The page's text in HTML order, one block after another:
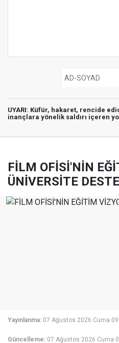
UYARI: Küfür, hakaret, rencide
inançlara yönelik saldırı içeren
FİLM OFİSİ'NİN
ÜNİVERSİTE
Yayınlanma: 07 Ağustos 2026 Cuma
Güncelleme: 07 Ağustos 2026 Cuma